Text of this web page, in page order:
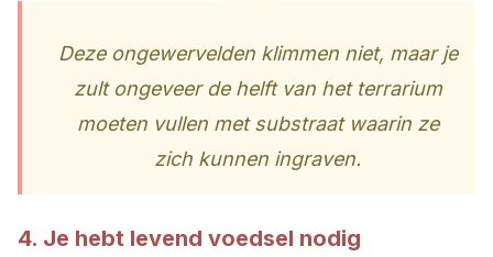
Deze ongewervelden klimmen niet, maar je
zult ongeveer de helft van het terrarium
moeten vullen met substraat waarin ze
zich kunnen ingraven.
4. Je hebt levend voedsel nodig